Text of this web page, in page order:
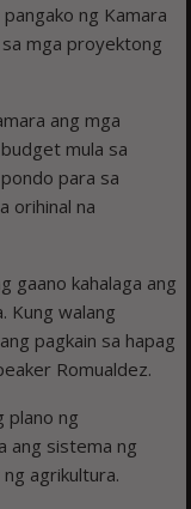
ng Kamara
mga proyektong
ang mga
mula sa
para sa
orihinal na
gaano kahalaga ang
Kung walang
pagkain sa hapag
Romualdez.
plano ng
ang sistema ng
agrikultura.